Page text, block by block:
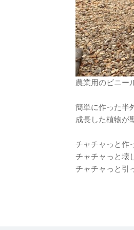
農業用のビニー
簡単に作った半
成長した植物が
チャチャっと作
チャチャっと壊
チャチャっと引